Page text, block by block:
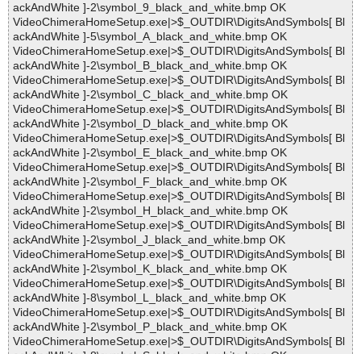
ackAndWhite ]-2\symbol_9_black_and_white.bmp OK
VideoChimeraHomeSetup.exe|>$_OUTDIR\DigitsAndSymbols[ Bl
ackAndWhite ]-5\symbol_A_black_and_white.bmp OK
VideoChimeraHomeSetup.exe|>$_OUTDIR\DigitsAndSymbols[ Bl
ackAndWhite ]-2\symbol_B_black_and_white.bmp OK
VideoChimeraHomeSetup.exe|>$_OUTDIR\DigitsAndSymbols[ Bl
ackAndWhite ]-2\symbol_C_black_and_white.bmp OK
VideoChimeraHomeSetup.exe|>$_OUTDIR\DigitsAndSymbols[ Bl
ackAndWhite ]-2\symbol_D_black_and_white.bmp OK
VideoChimeraHomeSetup.exe|>$_OUTDIR\DigitsAndSymbols[ Bl
ackAndWhite ]-2\symbol_E_black_and_white.bmp OK
VideoChimeraHomeSetup.exe|>$_OUTDIR\DigitsAndSymbols[ Bl
ackAndWhite ]-2\symbol_F_black_and_white.bmp OK
VideoChimeraHomeSetup.exe|>$_OUTDIR\DigitsAndSymbols[ Bl
ackAndWhite ]-2\symbol_H_black_and_white.bmp OK
VideoChimeraHomeSetup.exe|>$_OUTDIR\DigitsAndSymbols[ Bl
ackAndWhite ]-2\symbol_J_black_and_white.bmp OK
VideoChimeraHomeSetup.exe|>$_OUTDIR\DigitsAndSymbols[ Bl
ackAndWhite ]-2\symbol_K_black_and_white.bmp OK
VideoChimeraHomeSetup.exe|>$_OUTDIR\DigitsAndSymbols[ Bl
ackAndWhite ]-8\symbol_L_black_and_white.bmp OK
VideoChimeraHomeSetup.exe|>$_OUTDIR\DigitsAndSymbols[ Bl
ackAndWhite ]-2\symbol_P_black_and_white.bmp OK
VideoChimeraHomeSetup.exe|>$_OUTDIR\DigitsAndSymbols[ Bl